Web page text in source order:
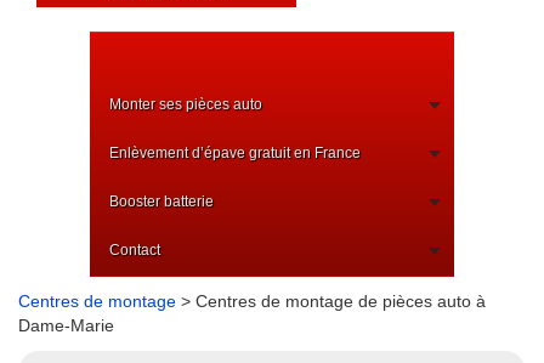
Monter ses pièces auto
Enlèvement d’épave gratuit en France
Booster batterie
Contact
Centres de montage > Centres de montage de pièces auto à
Dame-Marie